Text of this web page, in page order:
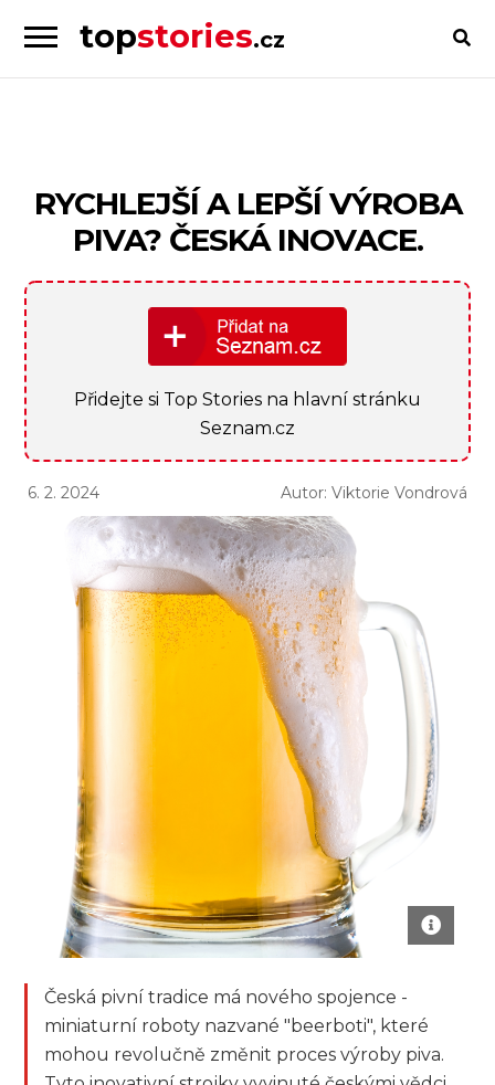
Skip
to
Skip
to
topstories.cz
lidi
RYCHLEJŠÍ A LEPŠÍ VÝROBA
PIVA? ČESKÁ INOVACE.
Přidejte si Top Stories na hlavní stránku
Seznam.cz
6. 2. 2024 Autor: Viktorie Vondrová
Česká pivní tradice má nového spojence -
miniaturní roboty nazvané "beerboti", které
mohou revolučně změnit proces výroby piva.